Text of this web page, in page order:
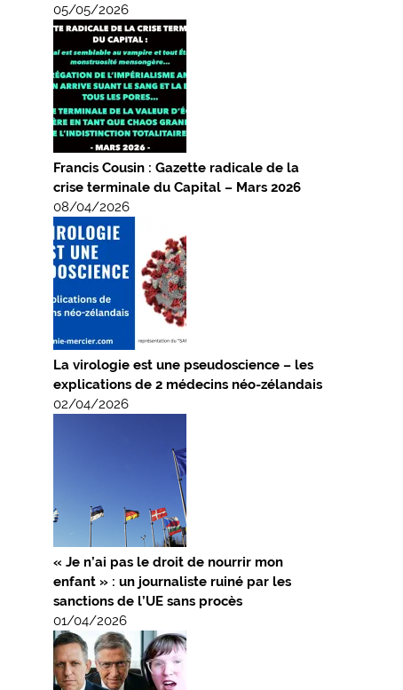
05/05/2026
Francis Cousin : Gazette radicale de la
crise terminale du Capital – Mars 2026
08/04/2026
La virologie est une pseudoscience – les
explications de 2 médecins néo-zélandais
02/04/2026
« Je n’ai pas le droit de nourrir mon
enfant » : un journaliste ruiné par les
sanctions de l’UE sans procès
01/04/2026